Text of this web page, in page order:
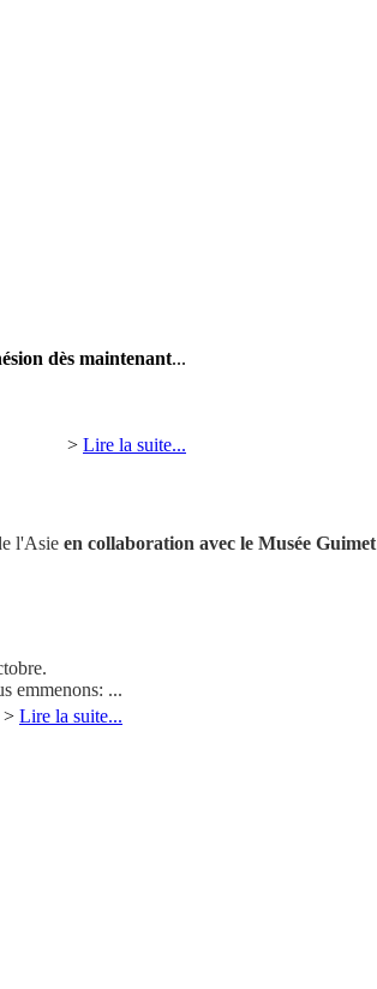
dès maintenant...
> Lire la suite...
l'Asie en collaboration avec le Musée Guimet
emmenons: ...
> Lire la suite...